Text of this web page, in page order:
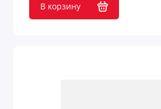
В корзину